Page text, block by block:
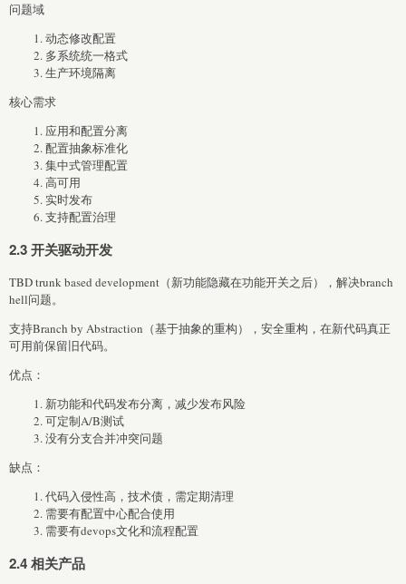
问题域
动态修改配置
多系统统一格式
生产环境隔离
核心需求
应用和配置分离
配置抽象标准化
集中式管理配置
高可用
实时发布
支持配置治理
2.3 开关驱动开发
TBD trunk based development（新功能隐藏在功能开关之后），解决branch
hell问题。
支持Branch by Abstraction（基于抽象的重构），安全重构，在新代码真正
可用前保留旧代码。
优点：
新功能和代码发布分离，减少发布风险
可定制A/B测试
没有分支合并冲突问题
缺点：
代码入侵性高，技术债，需定期清理
需要有配置中心配合使用
需要有devops文化和流程配置
2.4 相关产品